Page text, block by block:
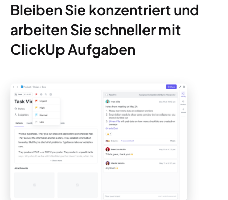
Bleiben Sie konzentriert und
arbeiten Sie schneller mit
ClickUp Aufgaben